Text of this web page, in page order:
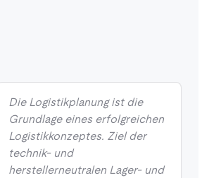
Die Logistikplanung ist die
Grundlage eines erfolgreichen
Logistikkonzeptes. Ziel der
technik- und
herstellerneutralen Lager- und